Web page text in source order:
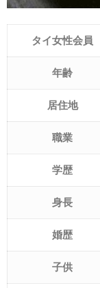
タイ女性会員
年齢
居住地
職業
学歴
身長
婚歴
子供